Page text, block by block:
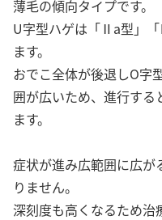
薄毛の傾向タイプです。
U字型ハゲは「Ⅱa型」
ます。
おでこ全体が後退しO字
囲が広いため、進行する
ます。
症状が進み広範囲に広
りません。
深刻度も高くなるため治